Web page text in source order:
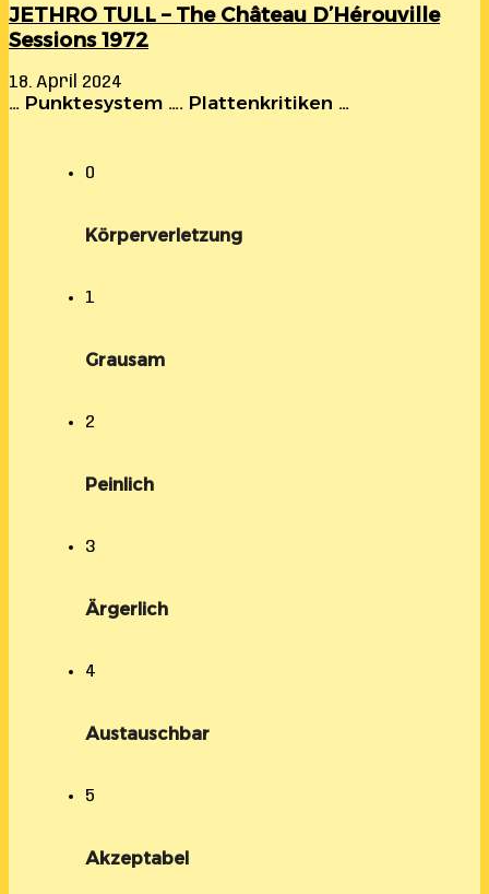
JETHRO TULL – The Château D’Hérouville
Sessions 1972
18. April 2024
… Punktesystem …. Plattenkritiken …
0
Körperverletzung
1
Grausam
2
Peinlich
3
Ärgerlich
4
Austauschbar
5
Akzeptabel